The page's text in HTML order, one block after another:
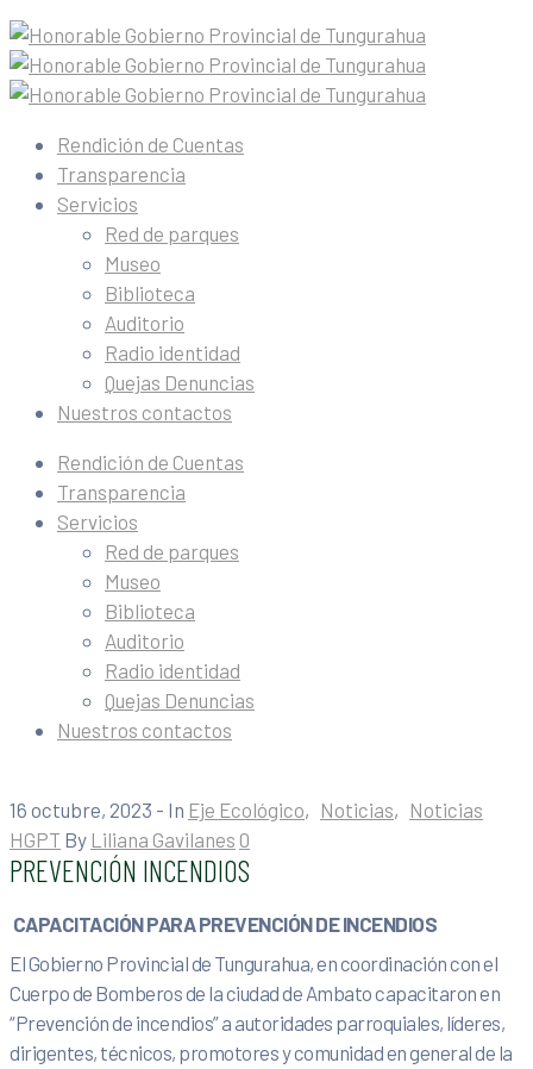
Rendición de Cuentas
Transparencia
Servicios
Red de parques
Museo
Biblioteca
Auditorio
Radio identidad
Quejas Denuncias
Nuestros contactos
Rendición de Cuentas
Transparencia
Servicios
Red de parques
Museo
Biblioteca
Auditorio
Radio identidad
Quejas Denuncias
Nuestros contactos
16 octubre, 2023 - In Eje Ecológico‚ Noticias‚ Noticias
HGPT By Liliana Gavilanes 0
PREVENCIÓN INCENDIOS
CAPACITACIÓN PARA PREVENCIÓN DE INCENDIOS
El Gobierno Provincial de Tungurahua, en coordinación con el
Cuerpo de Bomberos de la ciudad de Ambato capacitaron en
“Prevención de incendios” a autoridades parroquiales, líderes,
dirigentes, técnicos, promotores y comunidad en general de la